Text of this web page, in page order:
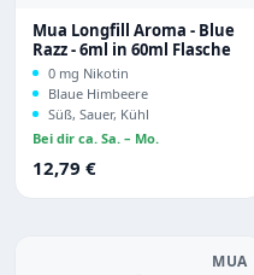
Mua Longfill Aroma - Blue
Razz - 6ml in 60ml Flasche
0 mg Nikotin
Blaue Himbeere
Süß, Sauer, Kühl
Bei dir ca. Sa. – Mo.
Regulärer Preis:
12,79 €
MUA